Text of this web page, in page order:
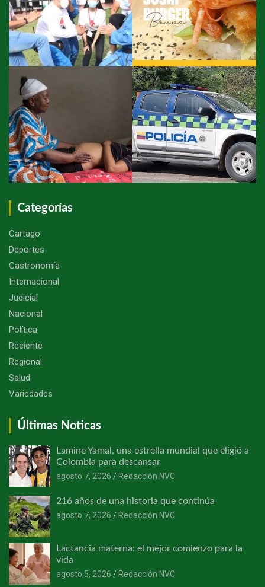
Categorías
Cartago
Deportes
Gastronomía
Internacional
Judicial
Nacional
Política
Reciente
Regional
Salud
Variedades
Últimas Noticas
Lamine Yamal, una estrella mundial que eligió a
Colombia para descansar
agosto 7, 2026
Redacción NVC
216 años de una historia que continúa
agosto 7, 2026
Redacción NVC
Lactancia materna: el mejor comienzo para la
vida
agosto 5, 2026
Redacción NVC